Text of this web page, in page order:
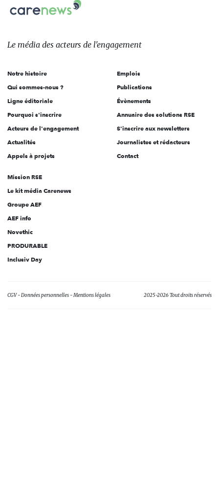
sur:
Carenews,
Le
des
l'engagement
Le média des acteurs de l'engagement
Notre histoire
Qui sommes-nous ?
Ligne éditoriale
Pourquoi s'inscrire
Acteurs de l'engagement
Actualités
Appels à projets
Emplois
Publications
Évènements
Annuaire des solutions RSE
S'inscrire aux newsletters
Journalistes et rédacteurs
Contact
Mission RSE
Le kit média Carenews
Groupe AEF
AEF info
Novethic
PRODURABLE
Inclusiv Day
CGV Données personnelles Mentions légales 2025-2026 Tout droits réservés